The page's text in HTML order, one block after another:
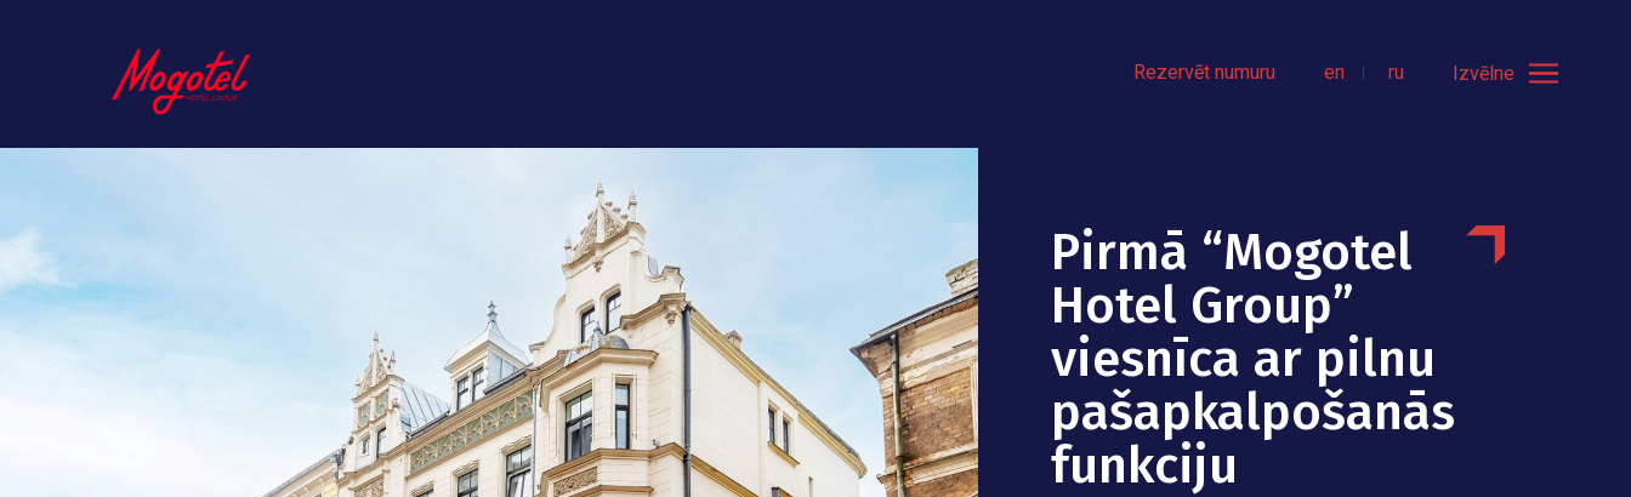
Izvēlne
en ru
Rezervēt numuru
Pirmā “Mogotel
Hotel Group”
viesnīca ar pilnu
pašapkalpošanās
funkciju